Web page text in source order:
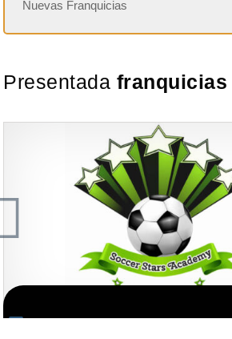
Nuevas Franquicias
Presentada franquicias